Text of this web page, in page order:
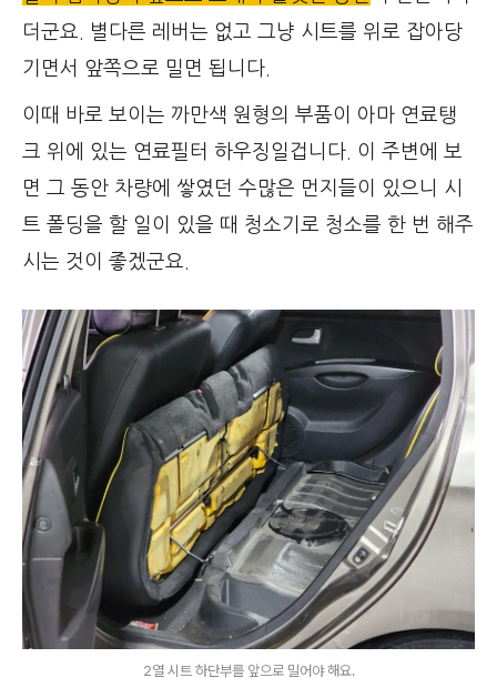
더군요. 별다른 레버는 없고 그냥 시트를 위로 잡아당
기면서 앞쪽으로 밀면 됩니다.
이때 바로 보이는 까만색 원형의 부품이 아마 연료탱
크 위에 있는 연료필터 하우징일겁니다. 이 주변에 보
면 그 동안 차량에 쌓였던 수많은 먼지들이 있으니 시
트 폴딩을 할 일이 있을 때 청소기로 청소를 한 번 해주
시는 것이 좋겠군요.
2열 시트 하단부를 앞으로 밀어야 해요.